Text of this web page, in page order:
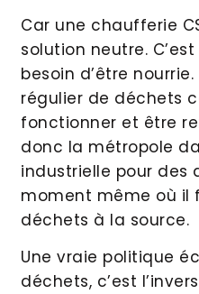
Car une chaufferie
solution neutre.
besoin d’être
régulier de déchets
fonctionner et être
donc la métropole
industrielle pour des
moment même où il
déchets à la source.
Une vraie politique
déchets, c’est